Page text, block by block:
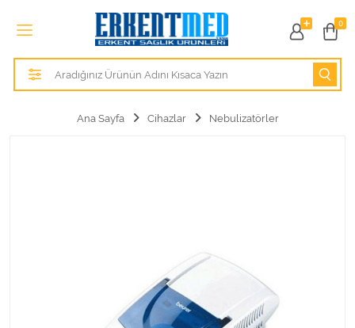
0
Tüm Kategoriler
Alezler
Ana Sayfa Cihazlar Nebulizatörler